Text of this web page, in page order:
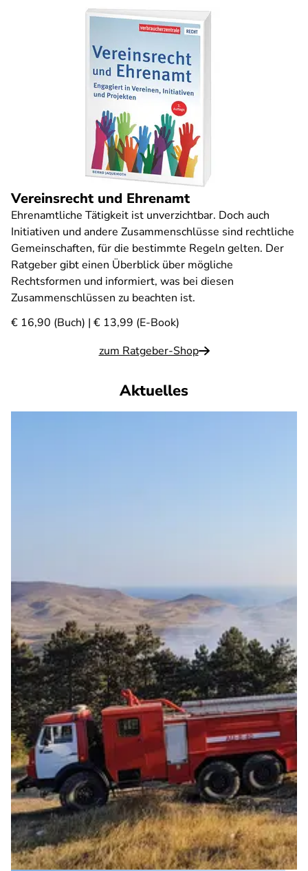
Vereinsrecht und Ehrenamt
Ehrenamtliche Tätigkeit ist unverzichtbar. Doch auch
Initiativen und andere Zusammenschlüsse sind rechtliche
Gemeinschaften, für die bestimmte Regeln gelten. Der
Ratgeber gibt einen Überblick über mögliche
Rechtsformen und informiert, was bei diesen
Zusammenschlüssen zu beachten ist.
€ 16,90 (Buch) | € 13,99 (E-Book)
zum Ratgeber-Shop
Aktuelles